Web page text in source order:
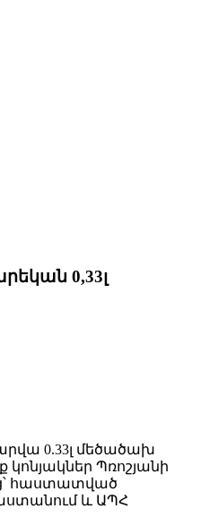
0,33լ
0.33լ մեծածախ
կոնյակներ Պռոշյանի
հաստատված
և ԱՊՀ